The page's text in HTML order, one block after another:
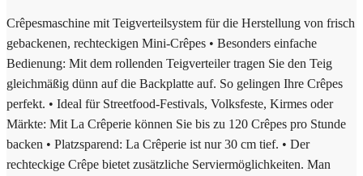
Crêpesmaschine mit Teigverteilsystem für die Herstellung von frisch
gebackenen, rechteckigen Mini-Crêpes • Besonders einfache
Bedienung: Mit dem rollenden Teigverteiler tragen Sie den Teig
gleichmäßig dünn auf die Backplatte auf. So gelingen Ihre Crêpes
perfekt. • Ideal für Streetfood-Festivals, Volksfeste, Kirmes oder
Märkte: Mit La Crêperie können Sie bis zu 120 Crêpes pro Stunde
backen • Platzsparend: La Crêperie ist nur 30 cm tief. • Der
rechteckige Crêpe bietet zusätzliche Serviermöglichkeiten. Man